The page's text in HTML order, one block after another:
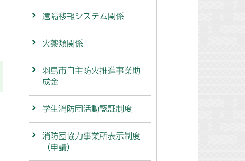
遠隔移報システム関係
火薬類関係
羽島市自主防火推進事業助
成金
学生消防団活動認証制度
消防団協力事業所表示制度
（申請）